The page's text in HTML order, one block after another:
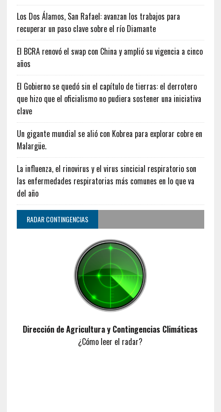
Los Dos Álamos, San Rafael: avanzan los trabajos para
recuperar un paso clave sobre el río Diamante
El BCRA renovó el swap con China y amplió su vigencia a cinco
años
El Gobierno se quedó sin el capítulo de tierras: el derrotero
que hizo que el oficialismo no pudiera sostener una iniciativa
clave
Un gigante mundial se alió con Kobrea para explorar cobre en
Malargüe.
La influenza, el rinovirus y el virus sincicial respiratorio son
las enfermedades respiratorias más comunes en lo que va
del año
RADAR CONTINGENCIAS
Dirección de Agricultura y Contingencias Climáticas
¿Cómo leer el radar?